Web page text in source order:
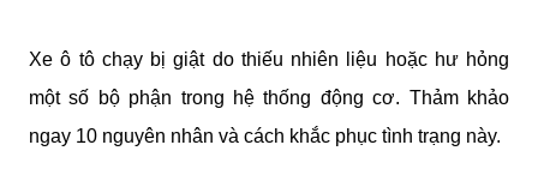
Xe ô tô chạy bị giật do thiếu nhiên liệu hoặc hư hỏng
một số bộ phận trong hệ thống động cơ. Thảm khảo
ngay 10 nguyên nhân và cách khắc phục tình trạng này.